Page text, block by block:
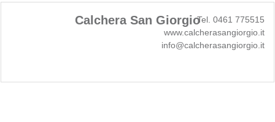
Calchera San GiorgioTel. 0461 775515
www.calcherasangiorgio.it
info@calcherasangiorgio.it